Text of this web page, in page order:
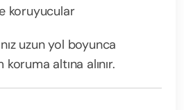
koruyucular
uzun yol boyunca
koruma altına alınır.